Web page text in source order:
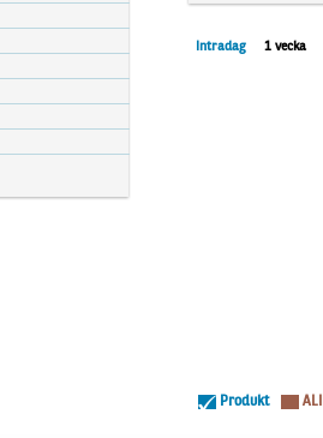
Intradag 1 vecka
Produkt